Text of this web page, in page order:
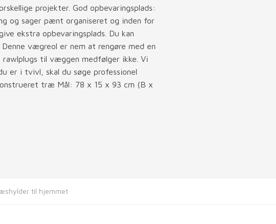
projekter. God opbevaringsplads:
og sager pænt organiseret og inden for
ekstra opbevaringsplads. Du kan
vægreol er nem at rengøre med en
til væggen medfølger ikke. Vi
er i tvivl, skal du søge professionel
træ Mål: 78 x 15 x 93 cm (B x
til hjemmet